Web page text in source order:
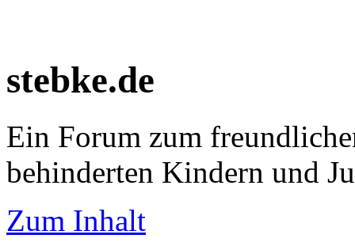
stebke.de
Ein Forum zum
behinderten Kindern und
Zum Inhalt